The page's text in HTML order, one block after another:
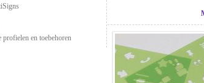
profielen en toebehoren